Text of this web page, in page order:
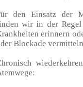
den Einsatz der
wir in der
erinnern
Blockade